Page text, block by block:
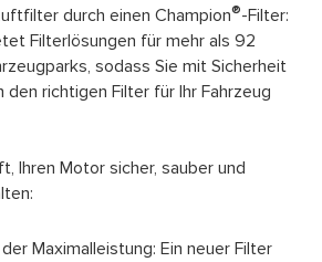
durch einen Champion®-Filter:
Filterlösungen für mehr als 92
sodass Sie mit Sicherheit
den richtigen Filter für Ihr Fahrzeug
Ihren Motor sicher, sauber und
Maximalleistung: Ein neuer Filter